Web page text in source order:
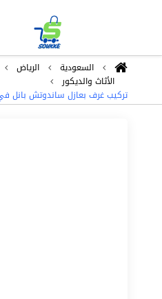
السعودية الرياض
الأثاث والديكور
تركيب غرف بعازل ساندوتش بانل في الرياض